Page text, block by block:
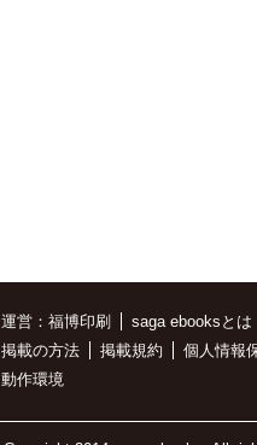
運営：福博印刷 saga ebooksとは
掲載の方法
掲載規約 個人情報
動作環境